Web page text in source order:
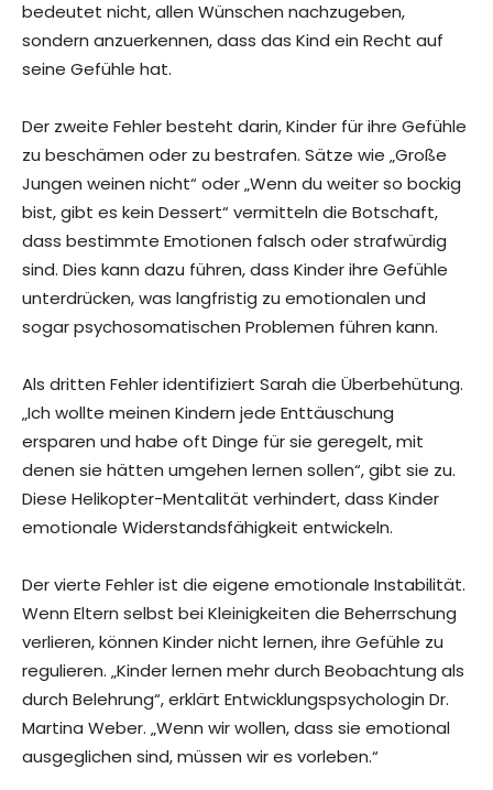
bedeutet nicht, allen Wünschen nachzugeben,
sondern anzuerkennen, dass das Kind ein Recht auf
seine Gefühle hat.
Der zweite Fehler besteht darin, Kinder für ihre Gefühle
zu beschämen oder zu bestrafen. Sätze wie „Große
Jungen weinen nicht“ oder „Wenn du weiter so bockig
bist, gibt es kein Dessert“ vermitteln die Botschaft,
dass bestimmte Emotionen falsch oder strafwürdig
sind. Dies kann dazu führen, dass Kinder ihre Gefühle
unterdrücken, was langfristig zu emotionalen und
sogar psychosomatischen Problemen führen kann.
Als dritten Fehler identifiziert Sarah die Überbehütung.
„Ich wollte meinen Kindern jede Enttäuschung
ersparen und habe oft Dinge für sie geregelt, mit
denen sie hätten umgehen lernen sollen“, gibt sie zu.
Diese Helikopter-Mentalität verhindert, dass Kinder
emotionale Widerstandsfähigkeit entwickeln.
Der vierte Fehler ist die eigene emotionale Instabilität.
Wenn Eltern selbst bei Kleinigkeiten die Beherrschung
verlieren, können Kinder nicht lernen, ihre Gefühle zu
regulieren. „Kinder lernen mehr durch Beobachtung als
durch Belehrung“, erklärt Entwicklungspsychologin Dr.
Martina Weber. „Wenn wir wollen, dass sie emotional
ausgeglichen sind, müssen wir es vorleben.“